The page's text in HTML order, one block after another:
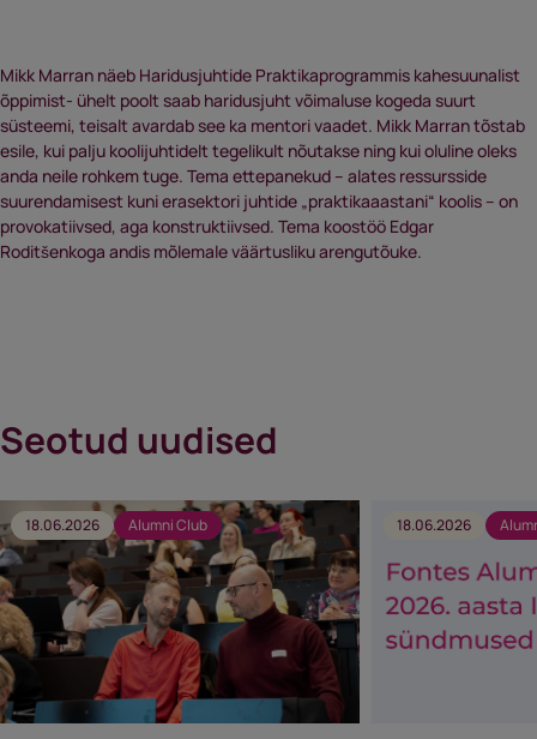
Mikk Marran näeb Haridusjuhtide Praktikaprogrammis kahesuunalist
õppimist- ühelt poolt saab haridusjuht võimaluse kogeda suurt
süsteemi, teisalt avardab see ka mentori vaadet. Mikk Marran tõstab
esile, kui palju koolijuhtidelt tegelikult nõutakse ning kui oluline oleks
anda neile rohkem tuge. Tema ettepanekud – alates ressursside
suurendamisest kuni erasektori juhtide „praktikaaastani“ koolis – on
provokatiivsed, aga konstruktiivsed. Tema koostöö Edgar
Roditšenkoga andis mõlemale väärtusliku arengutõuke.
Seotud uudised
18.06.2026 Alumni Club 18.06.2026